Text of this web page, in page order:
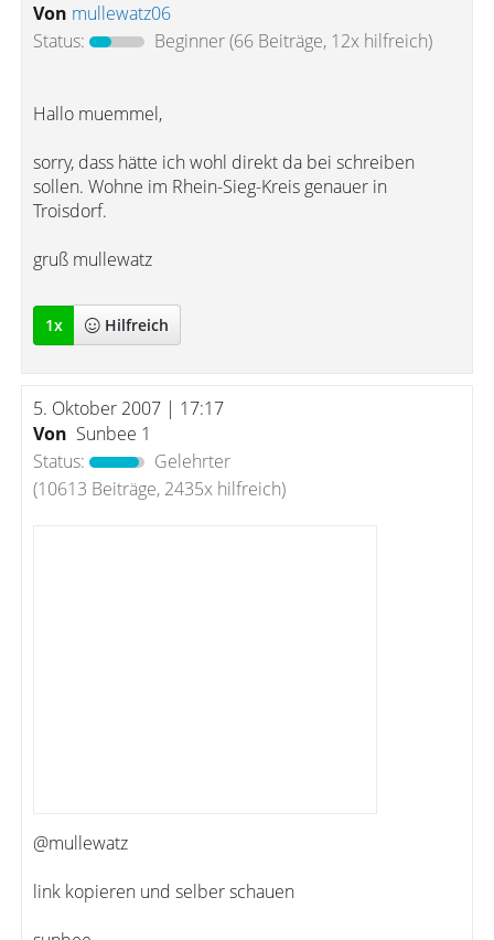
Von mullewatz06
Status:
Beginner(66 Beiträge, 12x hilfreich)
Hallo muemmel,
sorry, dass hätte ich wohl direkt da bei schreiben
sollen. Wohne im Rhein-Sieg-Kreis genauer in
Troisdorf.
gruß mullewatz
1x Hilfreich
5. Oktober 2007 | 17:17
Von Sunbee 1
Status:
Gelehrter
(10613 Beiträge, 2435x hilfreich)
@mullewatz
link kopieren und selber schauen